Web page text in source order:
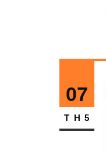
07
TH5